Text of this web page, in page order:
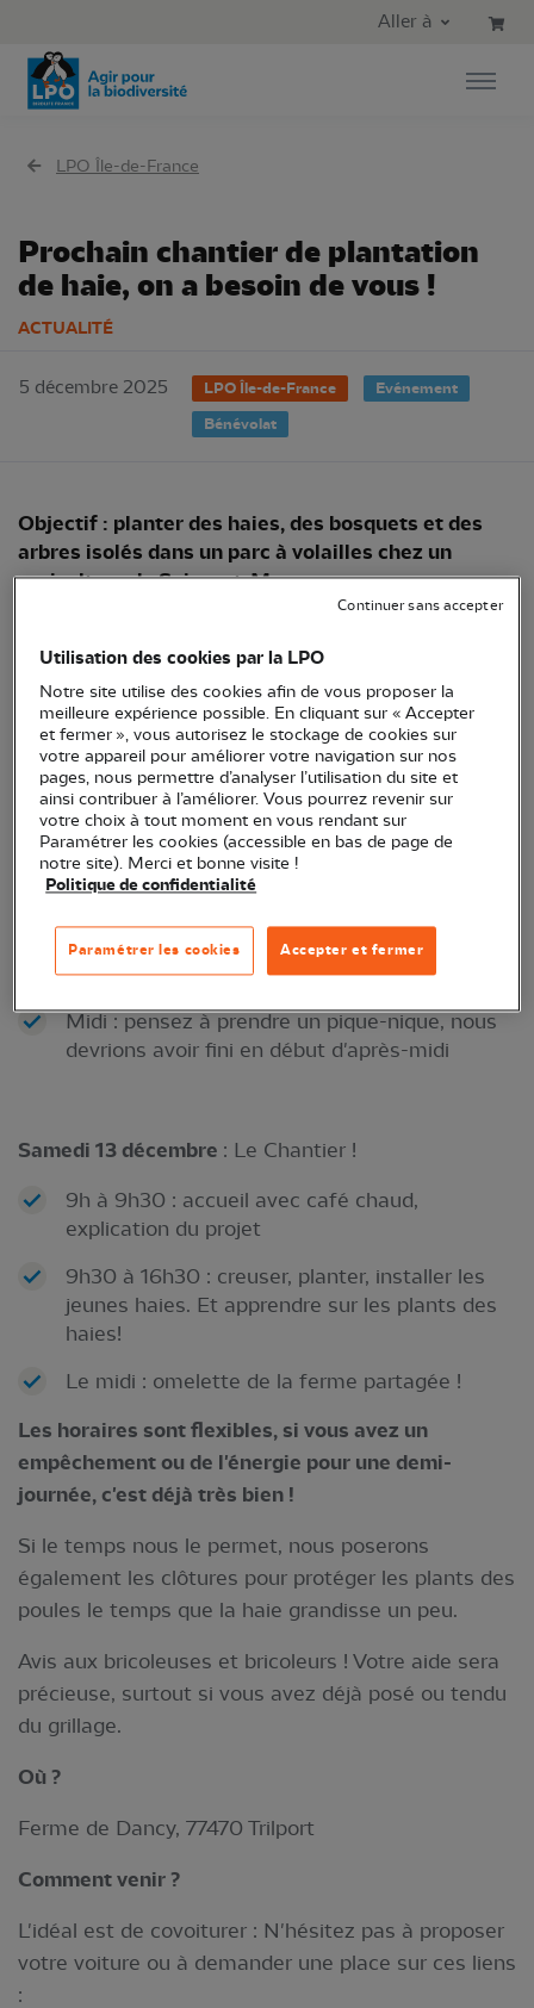
Aller au menu principal
Aller à
LPO Île-de-France
Prochain chantier de plantation
de haie, on a besoin de vous !
ACTUALITÉ
5 décembre 2025 LPO Île-de-France
Evénement
Bénévolat
Objectif : planter des haies, des bosquets et des
arbres isolés dans un parc à volailles chez un
agriculteur de Seine-et-Marne.
Vendredi 12 décembre: Préparation du chantier
des bosquets, répartition des plants dans les
bacs pour le lendemain, préparation des trous
Midi : pensez à prendre un pique-nique, nous
devrions avoir fini en début d'après-midi
Samedi 13 décembre : Le Chantier !
9h à 9h30 : accueil avec café chaud,
explication du projet
9h30 à 16h30 : creuser, planter, installer les
jeunes haies. Et apprendre sur les plants des
haies!
Le midi : omelette de la ferme partagée !
Les horaires sont flexibles, si vous avez un
empêchement ou de l'énergie pour une demi-
journée, c'est déjà très bien !
Si le temps nous le permet, nous poserons
également les clôtures pour protéger les plants des
poules le temps que la haie grandisse un peu.
Avis aux bricoleuses et bricoleurs ! Votre aide sera
précieuse, surtout si vous avez déjà posé ou tendu
du grillage.
Où ?
Ferme de Dancy, 77470 Trilport
Comment venir ?
L'idéal est de covoiturer : N'hésitez pas à proposer
votre voiture ou à demander une place sur ces liens
:
Utilisation des cookies par la LPO
Notre site utilise des cookies afin de vous proposer la
meilleure expérience possible. En cliquant sur « Accepter
et fermer », vous autorisez le stockage de cookies sur
votre appareil pour améliorer votre navigation sur nos
pages, nous permettre d’analyser l’utilisation du site et
ainsi contribuer à l’améliorer. Vous pourrez revenir sur
votre choix à tout moment en vous rendant sur
Paramétrer les cookies (accessible en bas de page de
notre site). Merci et bonne visite !
Politique de confidentialité
Accepter et fermer
Paramétrer les cookies
Continuer sans accepter